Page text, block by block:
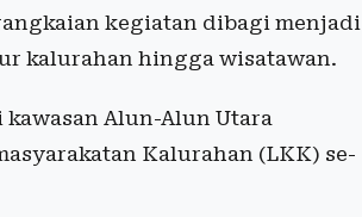
kegiatan dibagi menjadi
kalurahan hingga wisatawan.
Alun-Alun Utara
Kalurahan (LKK) se-